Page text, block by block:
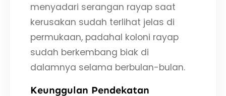
menyadari serangan rayap saat
kerusakan sudah terlihat jelas di
permukaan, padahal koloni rayap
sudah berkembang biak di
dalamnya selama berbulan-bulan.
Keunggulan Pendekatan